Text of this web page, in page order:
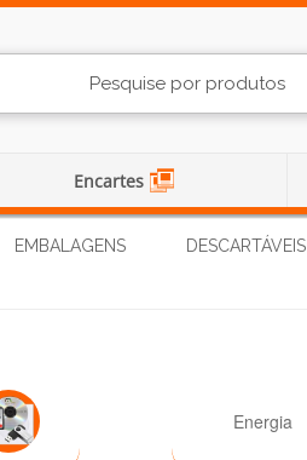
Encartes
EMBALAGENS DESCARTÁVEIS
Energia